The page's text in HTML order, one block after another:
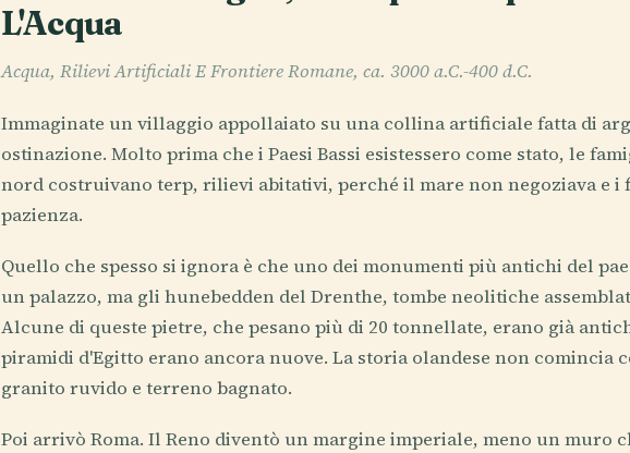
L'Acqua
Acqua, Rilievi Artificiali E Frontiere Romane, ca. 3000 a.C.-400 d.C.
Immaginate un villaggio appollaiato su una collina artificiale fatta di
ostinazione. Molto prima che i Paesi Bassi esistessero come stato, le
nord costruivano terp, rilievi abitativi, perché il mare non negoziava e i
pazienza.
Quello che spesso si ignora è che uno dei monumenti più antichi del
un palazzo, ma gli hunebedden del Drenthe, tombe neolitiche
Alcune di queste pietre, che pesano più di 20 tonnellate, erano già
piramidi d'Egitto erano ancora nuove. La storia olandese non comincia
granito ruvido e terreno bagnato.
Poi arrivò Roma. Il Reno diventò un margine imperiale, meno un muro